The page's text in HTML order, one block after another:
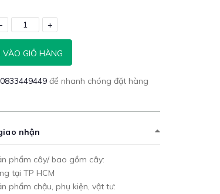
- +
VÀO GIỎ HÀNG
0833449449 để nhanh chóng đặt hàng
nhận
phẩm cây/ bao gồm cây:
tại TP HCM
phẩm chậu, phụ kiện, vật tư: